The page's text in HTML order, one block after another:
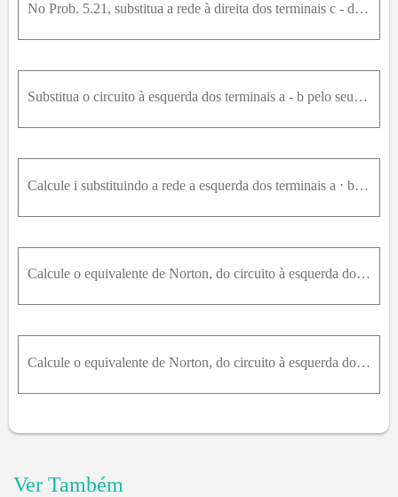
No Prob. 5.21, substitua a rede à direita dos terminais c - d pelo seu equivalente de Thévenin e use o resultado para calcular v .
Substitua o circuito à esquerda dos terminais a - b pelo seu equivalente de Thévenin, e use o resultado para calcular v .
Calcule i substituindo a rede a esquerda dos terminais a ⋅ b pelo seu equivalente de Norton.
Calcule o equivalente de Norton, do circuito à esquerda dos terminais a - b , e use o resultado para calcular i .
Calcule o equivalente de Norton, do circuito à esquerda dos terminais a ⋅ b , e use o resultado para calcular v .
Ver Também